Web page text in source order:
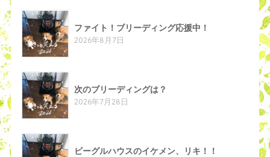
ファイト！ブリーディング応援中！
2026年8月7日
次のブリーディングは？
2026年7月28日
ビーグルハウスのイケメン、リキ！！